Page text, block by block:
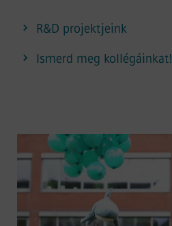
R&D projektjeink
Ismerd meg kollégáinkat!